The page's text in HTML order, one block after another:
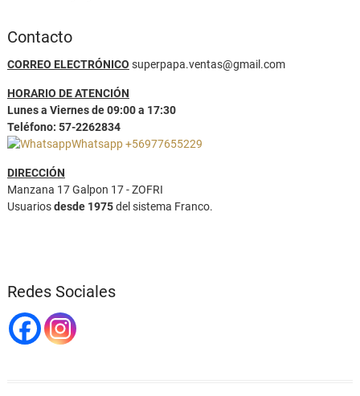
Contacto
CORREO ELECTRÓNICO superpapa.ventas@gmail.com
HORARIO DE ATENCIÓN
Lunes a Viernes de 09:00 a 17:30
Teléfono: 57-2262834
Whatsapp +56977655229
DIRECCIÓN
Manzana 17 Galpon 17 - ZOFRI
Usuariosdesde 1975del sistema Franco.
Redes Sociales